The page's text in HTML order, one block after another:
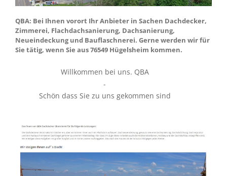
QBA: Bei Ihnen vorort Ihr Anbieter in Sachen Dachdecker,
Zimmerei, Flachdachsanierung, Dachsanierung,
Neueindeckung und Bauflaschnerei. Gerne werden wir für
Sie tätig, wenn Sie aus 76549 Hügelsheim kommen.
Willkommen bei uns. QBA
-
Schön dass Sie zu uns gekommen sind